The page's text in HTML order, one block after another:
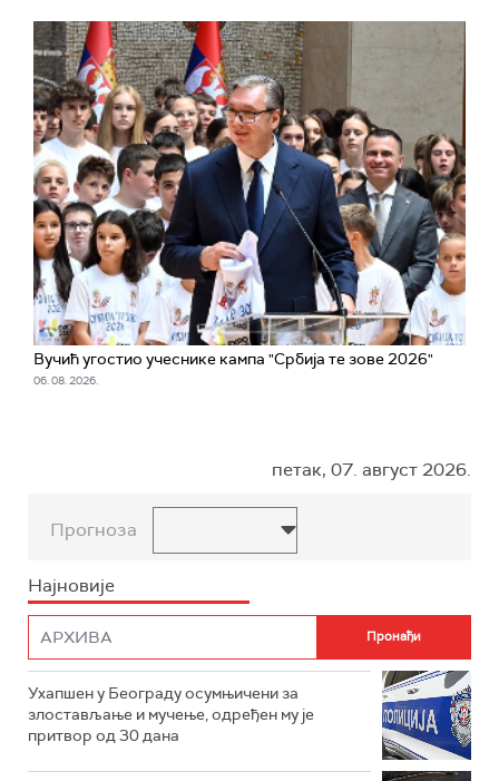
Вучић угостио учеснике кампа "Србија те зове 2026"
06. 08. 2026.
петак, 07. август 2026.
Прогноза
Најновије
Ухапшен у Београду осумњичени за
злостављање и мучење, одређен му је
притвор од 30 дана